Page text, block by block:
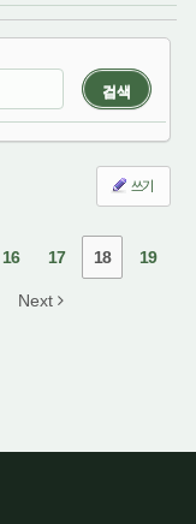
검색
쓰기
16 17 18 19
Next